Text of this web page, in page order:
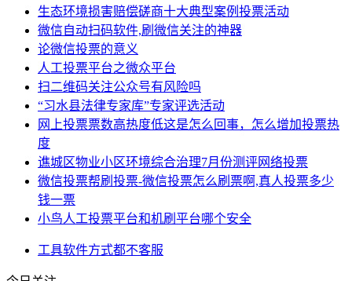
生态环境损害赔偿磋商十大典型案例投票活动
微信自动扫码软件,刷微信关注的神器
论微信投票的意义
人工投票平台之微众平台
扫二维码关注公众号有风险吗
“习水县法律专家库”专家评选活动
网上投票票数高热度低这是怎么回事，怎么增加投票热
度
谯城区物业小区环境综合治理7月份测评网络投票
微信投票帮刷投票-微信投票怎么刷票啊,真人投票多少
钱一票
小鸟人工投票平台和机刷平台哪个安全
工具软件方式都不客服